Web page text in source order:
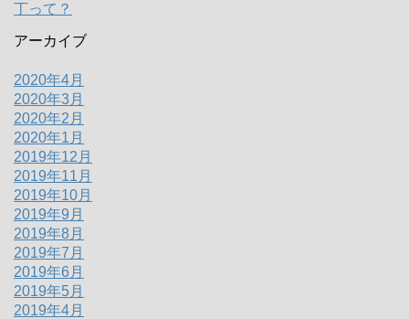
丁って？
アーカイブ
2020年4月
2020年3月
2020年2月
2020年1月
2019年12月
2019年11月
2019年10月
2019年9月
2019年8月
2019年7月
2019年6月
2019年5月
2019年4月